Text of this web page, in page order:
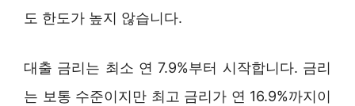
도 한도가 높지 않습니다.
대출 금리는 최소 연 7.9%부터 시작합니다. 금리
는 보통 수준이지만 최고 금리가 연 16.9%까지이